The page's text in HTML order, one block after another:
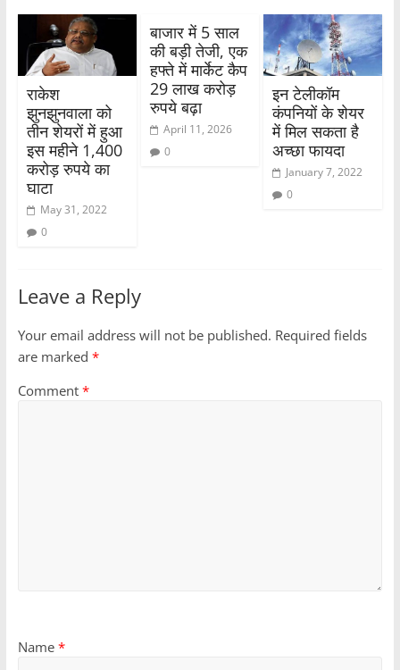
राकेश
झुनझुनवाला को
तीन शेयरों में हुआ
इस महीने 1,400
करोड़ रुपये का
घाटा
May 31, 2022
0
बाजार में 5 साल
की बड़ी तेजी, एक
हफ्ते में मार्केट कैप
29 लाख करोड़
रुपये बढ़ा
April 11, 2026
0
इन टेलीकॉम
कंपनियों के शेयर
में मिल सकता है
अच्छा फायदा
January 7, 2022
0
Leave a Reply
Your email address will not be published. Required fields
are marked *
Comment *
Name *